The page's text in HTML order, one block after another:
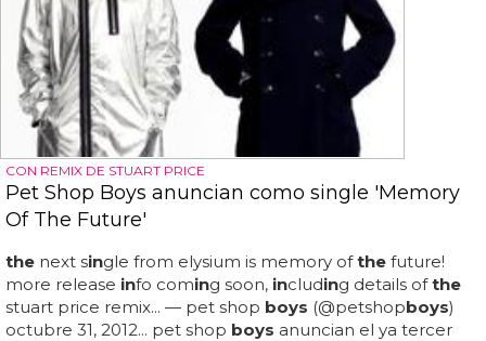
CON REMIX DE STUART PRICE
Pet Shop Boys anuncian como single 'Memory
Of The Future'
the next single from elysium is memory ofthe future!
more release info coming soon, including details ofthe
stuart price remix... — pet shop boys (@petshopboys)
octubre 31, 2012... pet shop boys anuncian el ya tercer